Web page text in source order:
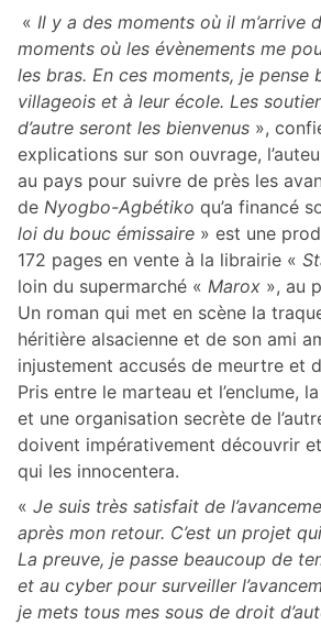
« Il y a des moments où il m’arrive
moments où les évènements me
les bras. En ces moments, je pense
villageois et à leur école. Les
d’autre seront les bienvenus »,
explications sur son ouvrage,
au pays pour suivre de près les
de Nyogbo-Agbétiko qu’a financé
loi du bouc émissaire » est une
172 pages en vente à la librairie «
loin du supermarché « Marox », au
Un roman qui met en scène la
héritière alsacienne et de son ami
injustement accusés de meurtre et
Pris entre le marteau et l’enclume,
et une organisation secrète de
doivent impérativement découvrir
qui les innocentera.
« Je suis très satisfait de
après mon retour. C’est un projet
La preuve, je passe beaucoup de
et au cyber pour surveiller
je mets tous mes sous de droit